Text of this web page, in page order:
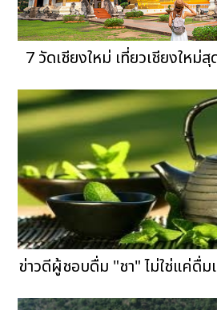
7 วัดเชียงใหม่ เที่ยวเชียงใหม่
ข่าวดีผู้ชอบดื่ม "ชา" ไม่ใช่แค่ดื่